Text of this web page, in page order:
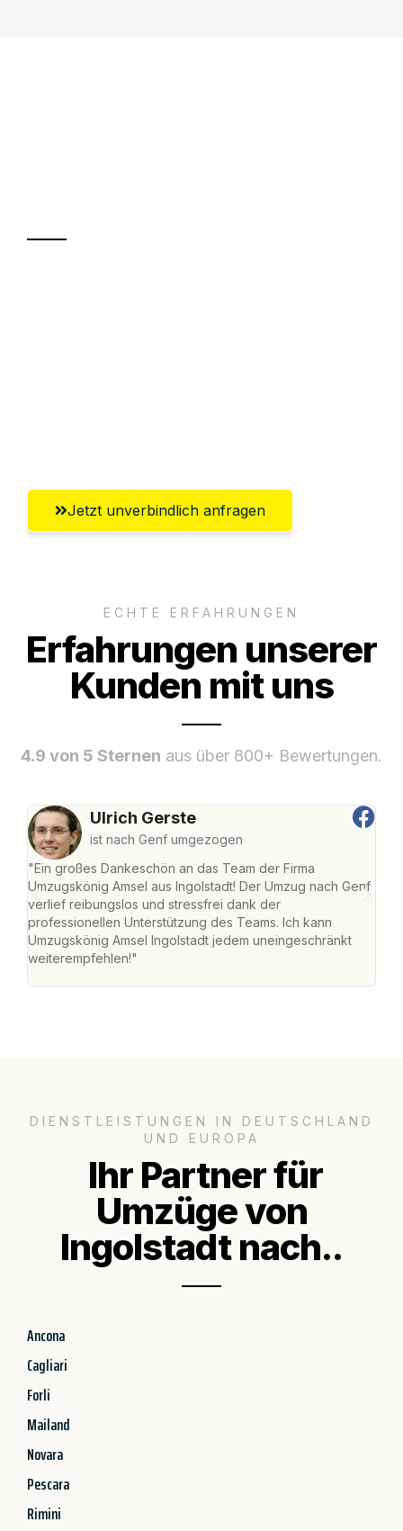
Jetzt unverbindlich anfragen
ECHTE ERFAHRUNGEN
Erfahrungen unserer
Kunden mit uns
4.9 von 5 Sternen aus über 800+ Bewertungen.
Ulrich Gerste
ist nach Genf umgezogen
"Ein großes Dankeschön an das Team der Firma
Umzugskönig Amsel aus Ingolstadt! Der Umzug nach Genf
verlief reibungslos und stressfrei dank der
professionellen Unterstützung des Teams. Ich kann
Umzugskönig Amsel Ingolstadt jedem uneingeschränkt
weiterempfehlen!"
DIENSTLEISTUNGEN IN DEUTSCHLAND
UND EUROPA
Ihr Partner für
Umzüge von
Ingolstadt nach..
Ancona
Cagliari
Forli
Mailand
Novara
Pescara
Rimini